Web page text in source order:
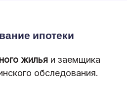
ипотеки
жилья и заемщика
обследования.